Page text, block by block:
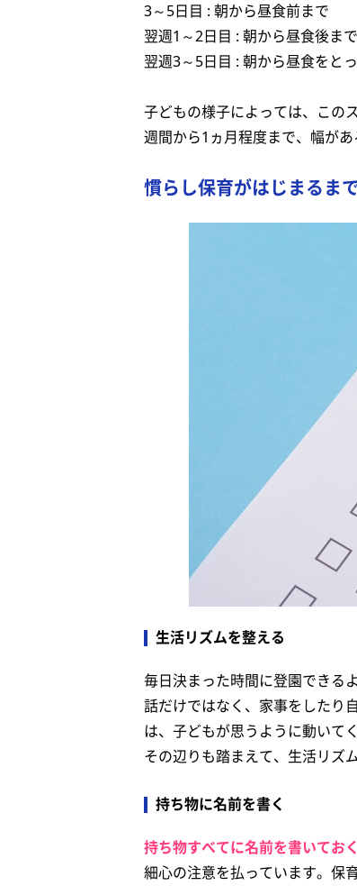
3～5日目 : 朝から昼食前まで
翌週1～2日目 : 朝から昼食後まで
翌週3～5日目 : 朝から昼食をと
子どもの様子によっては、この
週間から1ヵ月程度まで、幅が
慣らし保育がはじまるま
生活リズムを整える
毎日決まった時間に登園できるよ
話だけではなく、家事をしたり
は、子どもが思うように動いて
その辺りも踏まえて、生活リズ
持ち物に名前を書く
持ち物すべてに名前を書いてお
細心の注意を払っています。保